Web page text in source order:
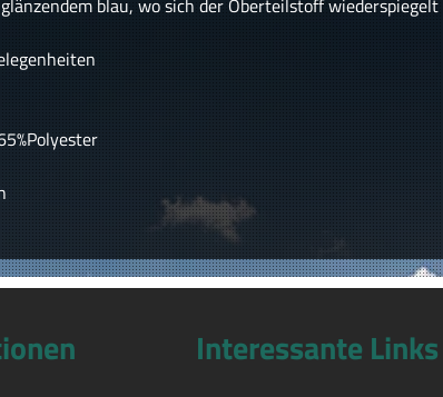
blau, wo sich der Oberteilstoff
Interessante Links